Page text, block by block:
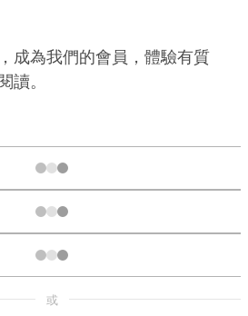
成為我們的會員，體驗有質
讀。
或